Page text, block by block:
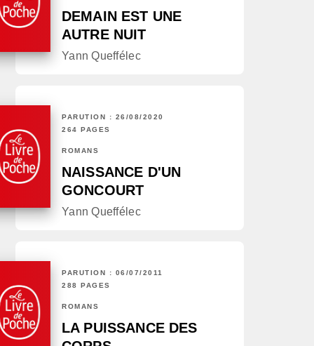
DEMAIN EST UNE
AUTRE NUIT
Yann Queffélec
PARUTION : 26/08/2020
264 PAGES
ROMANS
NAISSANCE D'UN
GONCOURT
Yann Queffélec
PARUTION : 06/07/2011
288 PAGES
ROMANS
LA PUISSANCE DES